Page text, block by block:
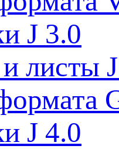
J 3.0
листы
J 4.0